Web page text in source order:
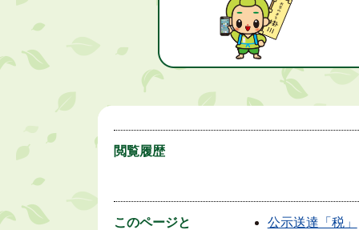
閲覧履歴
このページと
公示送達「税」